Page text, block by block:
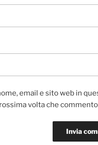
email e sito web in
volta che